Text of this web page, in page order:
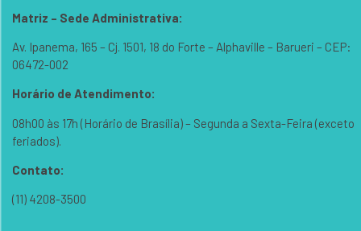
Matriz – Sede Administrativa:
Av. Ipanema, 165 – Cj. 1501, 18 do Forte – Alphaville – Barueri – CEP:
06472-002
Horário de Atendimento:
08h00 às 17h (Horário de Brasília) – Segunda a Sexta-Feira (exceto
feriados).
Contato:
(11) 4208-3500